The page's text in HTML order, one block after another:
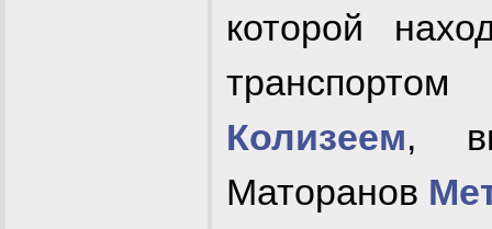
которой
Колизеем,
Маторанов